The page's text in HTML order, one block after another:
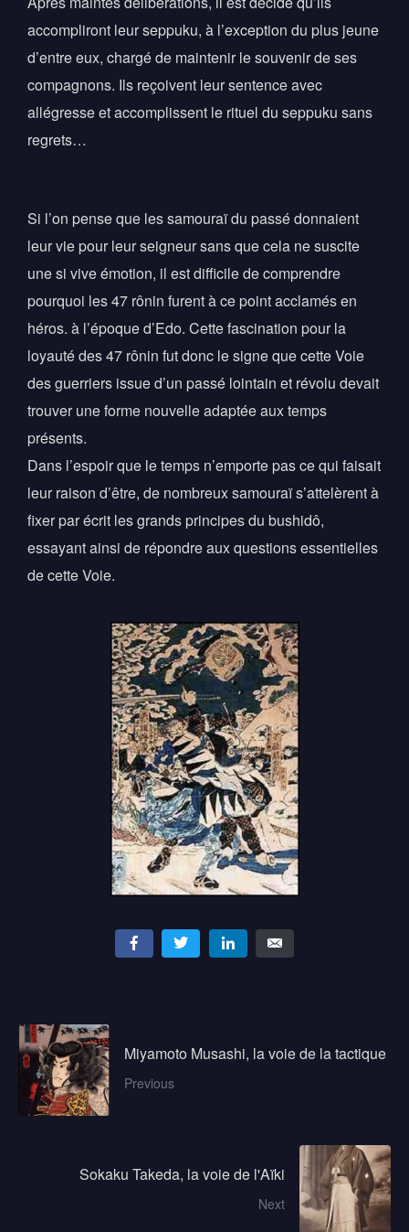
accompliront leur seppuku, à l’exception du plus jeune
d’entre eux, chargé de maintenir le souvenir de ses
compagnons. Ils reçoivent leur sentence avec
allégresse et accomplissent le rituel du seppuku sans
regrets…
Si l’on pense que les samouraï du passé donnaient
leur vie pour leur seigneur sans que cela ne suscite
une si vive émotion, il est difficile de comprendre
pourquoi les 47 rônin furent à ce point acclamés en
héros. à l’époque d’Edo. Cette fascination pour la
loyauté des 47 rônin fut donc le signe que cette Voie
des guerriers issue d’un passé lointain et révolu devait
trouver une forme nouvelle adaptée aux temps
présents.
Dans l’espoir que le temps n’emporte pas ce qui faisait
leur raison d’être, de nombreux samouraï s’attelèrent à
fixer par écrit les grands principes du bushidô,
essayant ainsi de répondre aux questions essentielles
de cette Voie.
Miyamoto Musashi, la voie de la tactique
Previous
Sokaku Takeda, la voie de l'Aïki
Next